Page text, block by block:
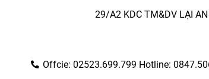
29/A2 KDC TM&DV LẠI AN
Offcie: 02523.699.799 Hotline: